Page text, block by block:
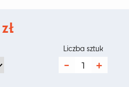
złZakres
ilość
Liczba sztuk